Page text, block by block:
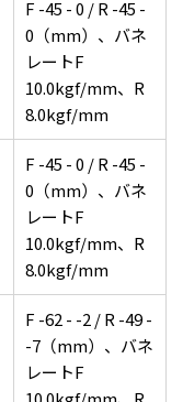
F -45 - 0 / R -45 -
0（mm）、バネ
レートF
10.0kgf/mm、R
8.0kgf/mm
F -45 - 0 / R -45 -
0（mm）、バネ
レートF
10.0kgf/mm、R
8.0kgf/mm
F -62 - -2 / R -49 -
-7（mm）、バネ
レートF